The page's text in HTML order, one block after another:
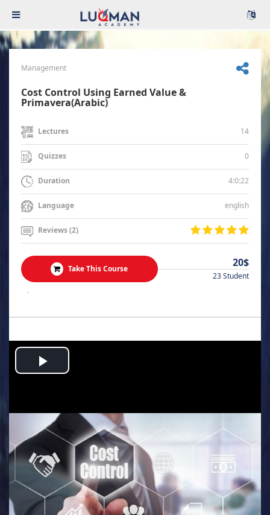
Management
Cost Control Using Earned Value &
Primavera(Arabic)
Lectures 14
Quizzes 0
Duration 4:0:22
Language english
Reviews (2)
Take This Course 20$
23 Student
.
Play